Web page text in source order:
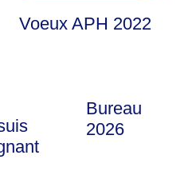
Voeux APH 2022
Bureau
2026